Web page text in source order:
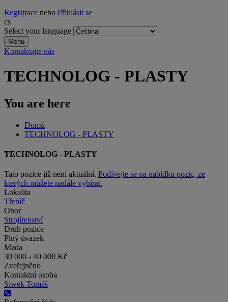
Registrace nebo Přihlásit se
cs
Select your language
Menu
Kontaktujte nás
TECHNOLOG - PLASTY
You are here
Domů
TECHNOLOG - PLASTY
TECHNOLOG - PLASTY
Tato pozice již není aktuální. Podívejte se na nabídku pozic, ze
kterých můžete nadále vybírat.
Lokalita
Třebíč
Obor
Strojírenství
Druh pozice
Plný úvazek
Mzda
30 000 - 40 000 Kč
Zveřejněno
Kontaktní osoba
Siwek Tomáš